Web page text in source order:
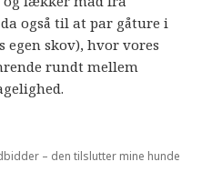
også til at par gåture i
egen skov), hvor vores
rundt mellem
– den tilslutter mine hunde